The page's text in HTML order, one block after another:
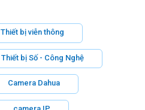
Thiết bị viễn thông
Thiết bị Số - Công Nghệ
Camera Dahua